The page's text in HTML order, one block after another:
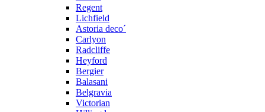
Regent
Lichfield
Astoria deco´
Carlyon
Radcliffe
Heyford
Bergier
Balasani
Belgravia
Victorian